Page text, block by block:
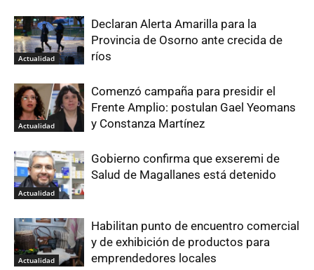
Actualidad
Declaran Alerta Amarilla para la
Provincia de Osorno ante crecida de
ríos
Actualidad
Comenzó campaña para presidir el
Frente Amplio: postulan Gael Yeomans
y Constanza Martínez
Actualidad
Gobierno confirma que exseremi de
Salud de Magallanes está detenido
Actualidad
Habilitan punto de encuentro comercial
y de exhibición de productos para
emprendedores locales